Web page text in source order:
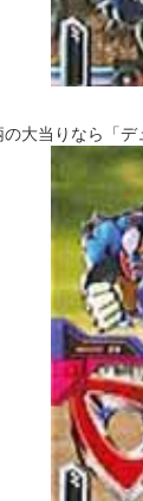
の大当りなら「デ